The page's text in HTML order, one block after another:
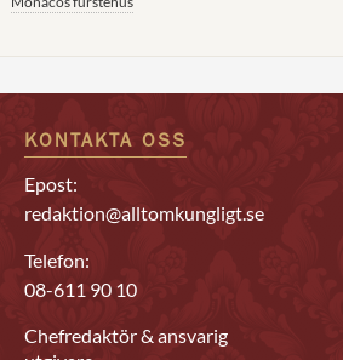
KONTAKTA OSS
Epost:
redaktion@alltomkungligt.se
Telefon:
08-611 90 10
Chefredaktör & ansvarig